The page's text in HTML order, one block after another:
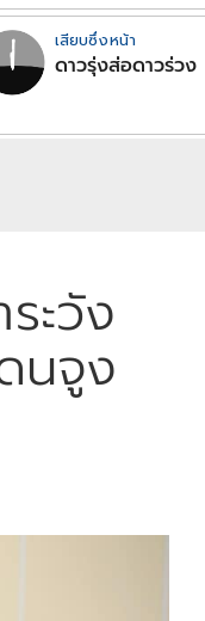
เสียบซึ่งหน้า
ดาวรุ่งส่อดาวร่วง
ะวัง
นจูง